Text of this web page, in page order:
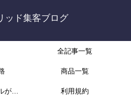
ッド集客ブログ
全記事一覧
商品一覧
な 利用規約